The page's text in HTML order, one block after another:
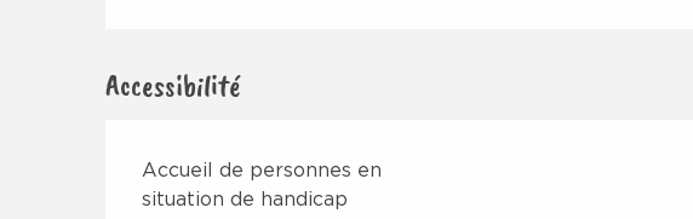
Accessibilité
Accueil de personnes en
situation de handicap